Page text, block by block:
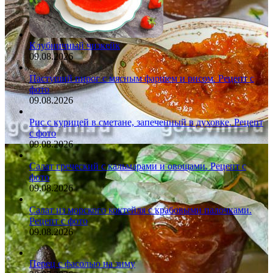
Клубничный чизкейк
09.08.2026
Пастуший пирог с мясным фаршем и рисом. Рецепт с
фото
09.08.2026
Рис с курицей в сметане, запеченный в духовке. Рецепт
с фото
09.08.2026
Салат греческий с кальмарами и овощами. Рецепт с
фото
09.08.2026
Салат из морского коктейля с крабовыми палочками.
Рецепт с фото
09.08.2026
Перец с фасолью на зиму